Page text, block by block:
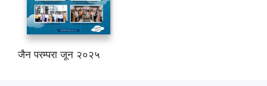
जैन परम्परा जून २०२५